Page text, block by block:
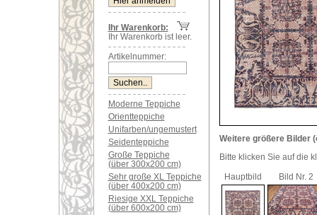
Ihr Warenkorb:
Ihr Warenkorb ist leer.
Artikelnummer:
Moderne Teppiche
Orientteppiche
Unifarben/ungemustert
Seidenteppiche
Große Teppiche
(über 300x200 cm)
Sehr große XL Teppiche
(über 400x200 cm)
Riesige XXL Teppiche
(über 600x200 cm)
Weitere größere Bilder
Bitte klicken Sie auf die
Hauptbild
Bild Nr. 2